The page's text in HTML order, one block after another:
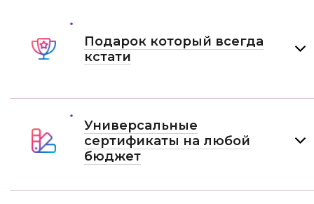
Подарок который всегда
кстати
Универсальные
сертификаты на любой
бюджет